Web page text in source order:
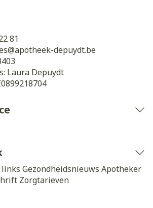
81
apotheek-depuydt.be
Laura Depuydt
Gezondheidsnieuws Apotheker
Zorgtarieven